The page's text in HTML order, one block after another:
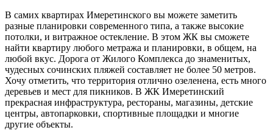
В самих квартирах Имеретинского вы можете заметить
разные планировки современного типа, а также высокие
потолки, и витражное остекление. В этом ЖК вы сможете
найти квартиру любого метража и планировки, в общем, на
любой вкус. Дорога от Жилого Комплекса до знаменитых,
чудесных сочинских пляжей составляет не более 50 метров.
Хочу отметить, что территория отлично озеленена, есть много
деревьев и мест для пикников. В ЖК Имеретинский
прекрасная инфраструктура, рестораны, магазины, детские
центры, автопарковки, спортивные площадки и многие
другие объекты.